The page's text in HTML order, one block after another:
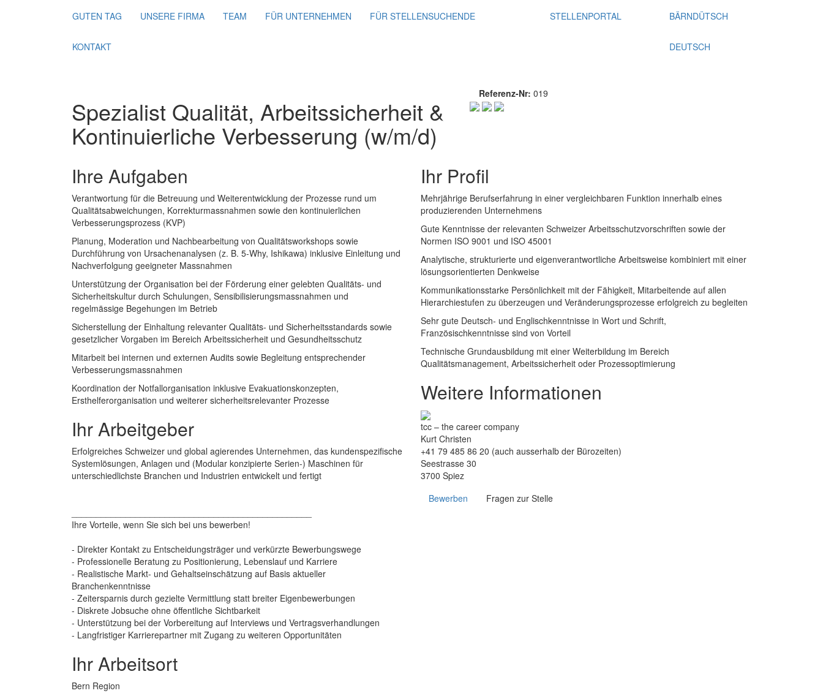
GUTEN TAG UNSERE FIRMA TEAM FÜR UNTERNEHMEN FÜR STELLENSUCHENDE
KONTAKT
STELLENPORTAL BÄRNDÜTSCH
DEUTSCH
Spezialist Qualität, Arbeitssicherheit &
Kontinuierliche Verbesserung (w/m/d)
Referenz-Nr: 019
Ihre Aufgaben
Verantwortung für die Betreuung und Weiterentwicklung der Prozesse rund um
Qualitätsabweichungen, Korrekturmassnahmen sowie den kontinuierlichen
Verbesserungsprozess (KVP)
Planung, Moderation und Nachbearbeitung von Qualitätsworkshops sowie
Durchführung von Ursachenanalysen (z. B. 5-Why, Ishikawa) inklusive Einleitung und
Nachverfolgung geeigneter Massnahmen
Unterstützung der Organisation bei der Förderung einer gelebten Qualitäts- und
Sicherheitskultur durch Schulungen, Sensibilisierungsmassnahmen und
regelmässige Begehungen im Betrieb
Sicherstellung der Einhaltung relevanter Qualitäts- und Sicherheitsstandards sowie
gesetzlicher Vorgaben im Bereich Arbeitssicherheit und Gesundheitsschutz
Mitarbeit bei internen und externen Audits sowie Begleitung entsprechender
Verbesserungsmassnahmen
Koordination der Notfallorganisation inklusive Evakuationskonzepten,
Ersthelferorganisation und weiterer sicherheitsrelevanter Prozesse
Ihr Arbeitgeber
Erfolgreiches Schweizer und global agierendes Unternehmen, das kundenspezifische
Systemlösungen, Anlagen und (Modular konzipierte Serien-) Maschinen für
unterschiedlichste Branchen und Industrien entwickelt und fertigt
Ihre Vorteile, wenn Sie sich bei uns bewerben!
- Direkter Kontakt zu Entscheidungsträger und verkürzte Bewerbungswege
- Professionelle Beratung zu Positionierung, Lebenslauf und Karriere
- Realistische Markt- und Gehaltseinschätzung auf Basis aktueller
Branchenkenntnisse
- Zeitersparnis durch gezielte Vermittlung statt breiter Eigenbewerbungen
- Diskrete Jobsuche ohne öffentliche Sichtbarkeit
- Unterstützung bei der Vorbereitung auf Interviews und Vertragsverhandlungen
- Langfristiger Karrierepartner mit Zugang zu weiteren Opportunitäten
Ihr Arbeitsort
Bern Region
Ihr Profil
Mehrjährige Berufserfahrung in einer vergleichbaren Funktion innerhalb eines
produzierenden Unternehmens
Gute Kenntnisse der relevanten Schweizer Arbeitsschutzvorschriften sowie der
Normen ISO 9001 und ISO 45001
Analytische, strukturierte und eigenverantwortliche Arbeitsweise kombiniert mit einer
lösungsorientierten Denkweise
Kommunikationsstarke Persönlichkeit mit der Fähigkeit, Mitarbeitende auf allen
Hierarchiestufen zu überzeugen und Veränderungsprozesse erfolgreich zu begleiten
Sehr gute Deutsch- und Englischkenntnisse in Wort und Schrift,
Französischkenntnisse sind von Vorteil
Technische Grundausbildung mit einer Weiterbildung im Bereich
Qualitätsmanagement, Arbeitssicherheit oder Prozessoptimierung
Weitere Informationen
tcc – the career company
Kurt Christen
+41 79 485 86 20 (auch ausserhalb der Bürozeiten)
Seestrasse 30
3700 Spiez
Bewerben
Fragen zur Stelle